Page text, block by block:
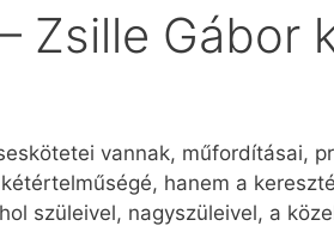
Zsille Gábor
vannak, műfordításai,
hanem a
szüleivel, nagyszüleivel, a